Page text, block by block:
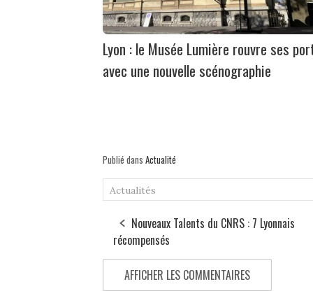
Lyon : le Musée Lumière rouvre ses
avec une nouvelle scénographie
Publié dans Actualité
Actualités
Nouveaux Talents du CNRS : 7 Lyonnais
récompensés
AFFICHER LES COMMENTAIRES